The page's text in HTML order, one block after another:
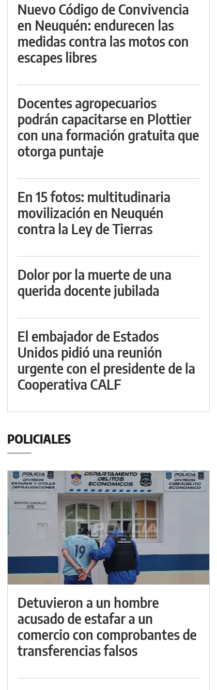
Nuevo Código de Convivencia
en Neuquén: endurecen las
medidas contra las motos con
escapes libres
Docentes agropecuarios
podrán capacitarse en Plottier
con una formación gratuita que
otorga puntaje
En 15 fotos: multitudinaria
movilización en Neuquén
contra la Ley de Tierras
Dolor por la muerte de una
querida docente jubilada
El embajador de Estados
Unidos pidió una reunión
urgente con el presidente de la
Cooperativa CALF
POLICIALES
Detuvieron a un hombre
acusado de estafar a un
comercio con comprobantes de
transferencias falsos